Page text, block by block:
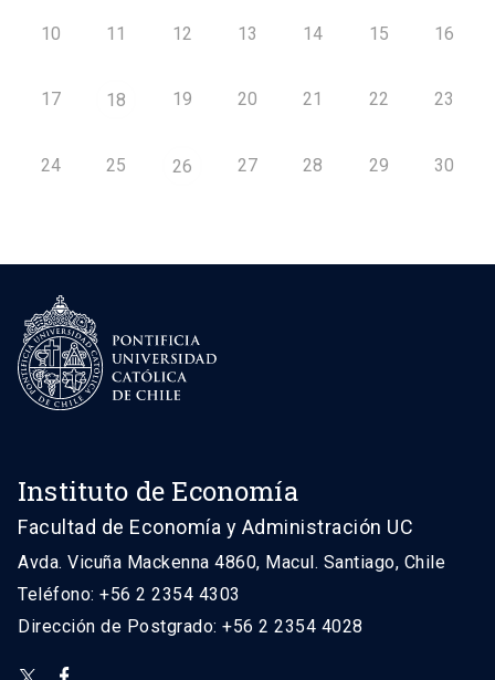
10 11 12 13 14 15 16
17 18 19 20 21 22 23
24 25 26 27 28 29 30
Instituto de Economía
Facultad de Economía y Administración UC
Avda. Vicuña Mackenna 4860, Macul. Santiago, Chile
Teléfono: +56 2 2354 4303
Dirección de Postgrado: +56 2 2354 4028